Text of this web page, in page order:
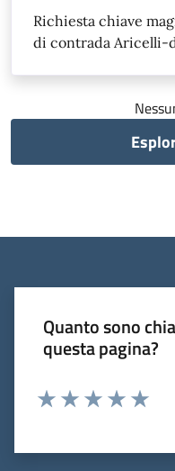
Richiesta chiave
di contrada Aricelli-
Quanto sono
questa pagina?